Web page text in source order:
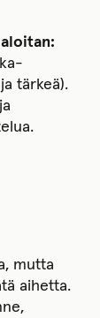
tärkeä).
mutta
aihetta.